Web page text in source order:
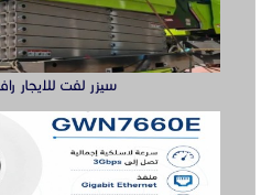
سويتش ريجي حل متكامل